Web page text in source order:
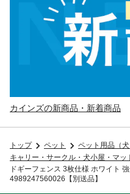
カインズの新商品・新着商品
トップ ペット
ペット用品（犬
キャリー・サークル・犬小屋・マッ
ドギーフェンス 3枚仕様 ホワイト
4989247560026【別送品】